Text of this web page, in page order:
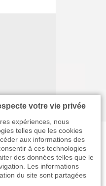
votre vie privée
expériences, nous
telles que les cookies
aux informations des
à ces technologies
des données telles que le
Les informations
du site sont partagées